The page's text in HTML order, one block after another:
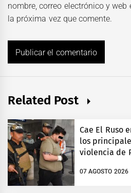
nombre, correo electrónico y web
la próxima vez que comente.
Related Post
Cae El Ruso
los
violencia de
07 AGOSTO 2026